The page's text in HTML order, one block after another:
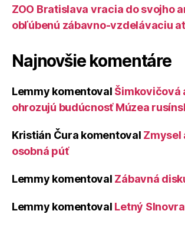
ZOO Bratislava vracia do svojho
obľúbenú zábavno-vzdelávaciu
Najnovšie komentáre
Lemmy komentoval Šimkovičová
ohrozujú budúcnosť Múzea
Kristián Čura komentoval Zmysel
osobná púť
Lemmy komentoval Zábavná
Lemmy komentoval Letný